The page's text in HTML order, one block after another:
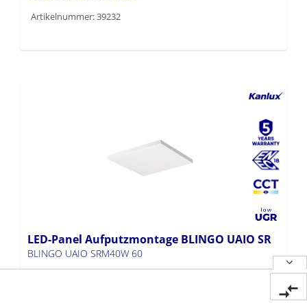
Artikelnummer: 39232
LED-Panel Aufputzmontage BLINGO UAIO SR
BLINGO UAIO SRM40W 60